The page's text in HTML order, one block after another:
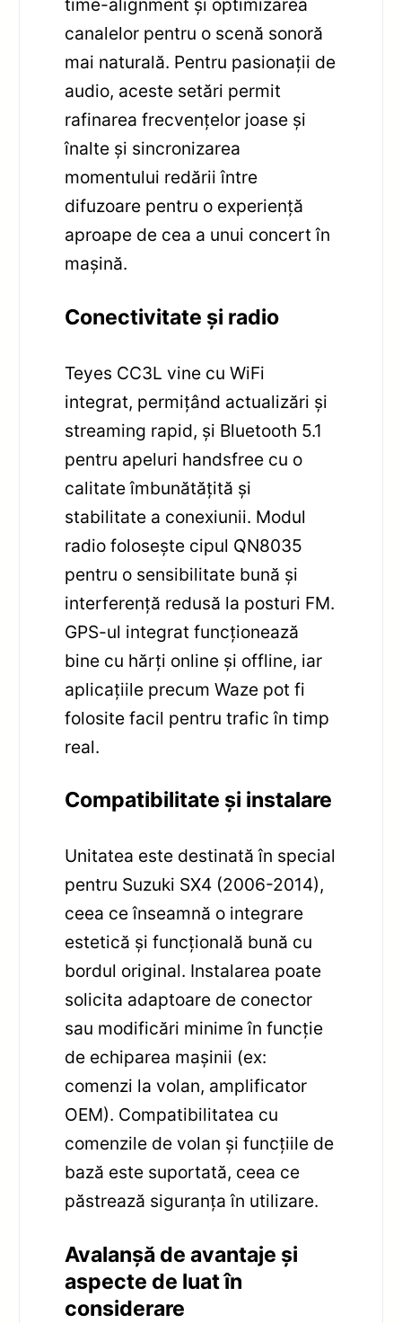
time-alignment și optimizarea
canalelor pentru o scenă sonoră
mai naturală. Pentru pasionații de
audio, aceste setări permit
rafinarea frecvențelor joase și
înalte și sincronizarea
momentului redării între
difuzoare pentru o experiență
aproape de cea a unui concert în
mașină.
Conectivitate și radio
Teyes CC3L vine cu WiFi
integrat, permițând actualizări și
streaming rapid, și Bluetooth 5.1
pentru apeluri handsfree cu o
calitate îmbunătățită și
stabilitate a conexiunii. Modul
radio folosește cipul QN8035
pentru o sensibilitate bună și
interferență redusă la posturi FM.
GPS-ul integrat funcționează
bine cu hărți online și offline, iar
aplicațiile precum Waze pot fi
folosite facil pentru trafic în timp
real.
Compatibilitate și instalare
Unitatea este destinată în special
pentru Suzuki SX4 (2006-2014),
ceea ce înseamnă o integrare
estetică și funcțională bună cu
bordul original. Instalarea poate
solicita adaptoare de conector
sau modificări minime în funcție
de echiparea mașinii (ex:
comenzi la volan, amplificator
OEM). Compatibilitatea cu
comenzile de volan și funcțiile de
bază este suportată, ceea ce
păstrează siguranța în utilizare.
Avalanșă de avantaje și
aspecte de luat în
considerare